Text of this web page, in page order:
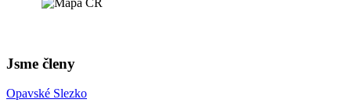
Jsme členy
Opavské Slezko